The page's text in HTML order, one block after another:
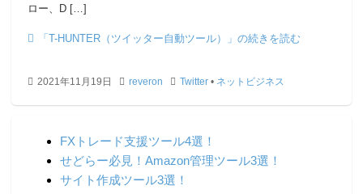
ロー、D […]
「T-HUNTER（ツイッター自動ツール）」の続きを読む
2021年11月19日 reveron Twitter • ネットビジネス
FXトレード支援ツール4選！
せどらー必見！Amazon管理ツール3選！
サイト作成ツール3選！